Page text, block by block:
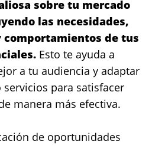
sobre tu mercado
las necesidades,
comportamientos de tus
Esto te ayuda a
a tu audiencia y adaptar
para satisfacer
manera más efectiva.
de oportunidades